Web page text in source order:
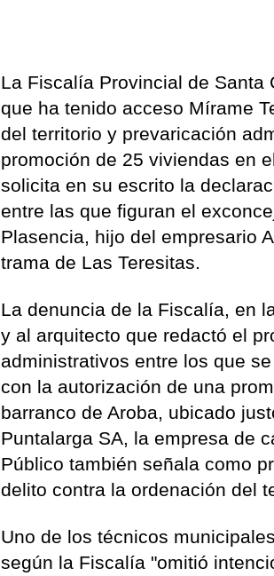
La Fiscalía Provincial de Santa
que ha tenido acceso Mírame
del territorio y prevaricación
promoción de 25 viviendas en
solicita en su escrito la
entre las que figuran el
Plasencia, hijo del empresario
trama de Las Teresitas.
La denuncia de la Fiscalía, en
y al arquitecto que redactó el
administrativos entre los que
con la autorización de una
barranco de Aroba, ubicado
Puntalarga SA, la empresa de
Público también señala como
delito contra la ordenación del
Uno de los técnicos
según la Fiscalía "omitió